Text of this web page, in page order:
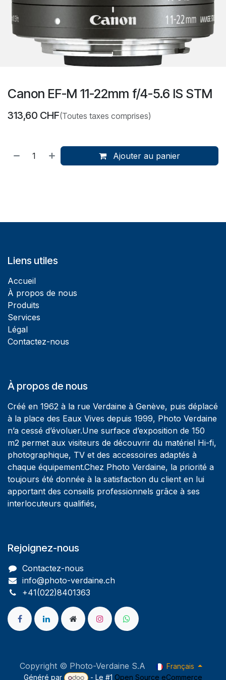
Canon EF-M 11-22mm f/4-5.6 IS STM
313,60 CHF(Toutes taxes comprises)
Ajouter au panier
Liens utiles
Accueil
À propos de nous
Produits
Services
Légal
Contactez-nous
À propos de nous
Créé en 1962 à la rue Verdaine à Genève, puis déplacé
à la place des Eaux Vives depuis 1999, Photo Verdaine
n’a cessé d’évoluer.Une surface d’exposition de 150
m2 permet aux visiteurs de découvrir du matériel Hi-fi,
photographique, TV et des accessoires adaptés à
chaque équipement.Chez Photo Verdaine, la priorité a
toujours été donnée à la satisfaction du client en lui
apportant des conseils professionnels grâce à ses
interlocuteurs qualifiés,
Rejoignez-nous
Contactez-nous
info@photo-verdaine.ch​
​​+41(022)8401363
Copyright © Photo-Verdaine S.A
Français
Généré par
- Le #1 Open Source eCommerce